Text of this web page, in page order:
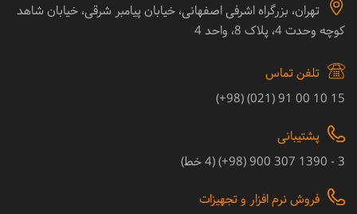
تهران، بزرگراه اشرفی اصفهانی، خیابان پیامبر شرقی، خیابان شاهد
کوچه وحدت 4، پلاک 8، واحد 4
تلفن تماس
15 10 00 91 (021) (98+)
پشتیبانی
3 - 1390 307 900 (98+) (4 خط)
فروش نرم افزار و تجهیزات